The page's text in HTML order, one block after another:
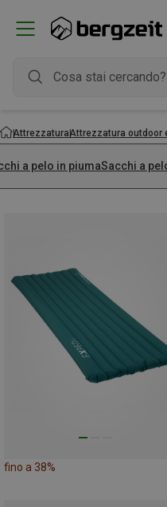
AttrezzaturaAttrezzatura outdoor
a pelo in piumaSacchi a
fino a 38%